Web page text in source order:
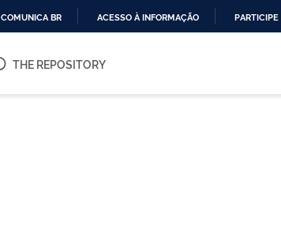
O
COMUNICA BR ACESSO À INFORMAÇÃO PARTICIPE
THE REPOSITORY